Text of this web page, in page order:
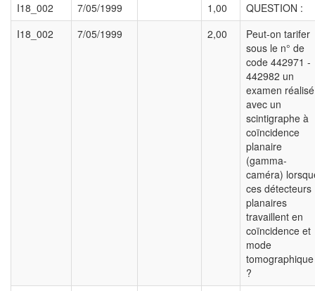
I18_002
7/05/1999 1,00
QUESTION :
I18_002
7/05/1999 2,00
Peut-on tarifer
sous le n° de
code 442971 -
442982 un
examen réalisé
avec un
scintigraphe à
coïncidence
planaire
(gamma-
caméra)
ces détecteurs
planaires
travaillent en
coïncidence et
mode
tomographique
?